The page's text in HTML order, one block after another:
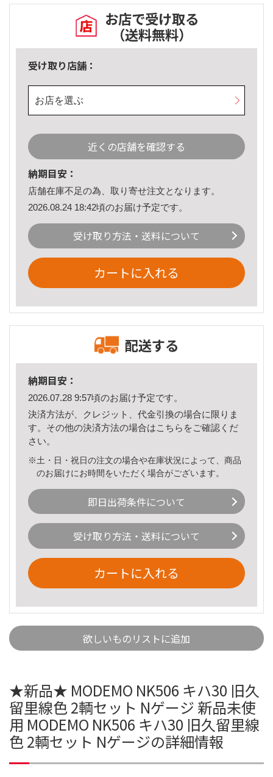
お店で受け取る
（送料無料）
受け取り店舗：
お店を選ぶ
近くの店舗を確認する
納期目安：
店舗在庫不足の為、取り寄せ注文となります。
2026.08.24 18:42頃のお届け予定です。
受け取り方法・送料について
カートに入れる
配送する
納期目安：
2026.07.28 9:57頃のお届け予定です。
決済方法が、クレジット、代金引換の場合に限りま
す。その他の決済方法の場合はこちら をご確認くだ
さい。
※土・日・祝日の注文の場合や在庫状況によって、商品
のお届けにお時間をいただく場合がございます。
即日出荷条件について
受け取り方法・送料について
カートに入れる
欲しいものリストに追加
★新品★ MODEMO NK506 キハ30 旧久
留里線色 2輌セット Nゲージ 新品未使
用 MODEMO NK506 キハ30 旧久留里線
色 2輌セット Nゲージの詳細情報